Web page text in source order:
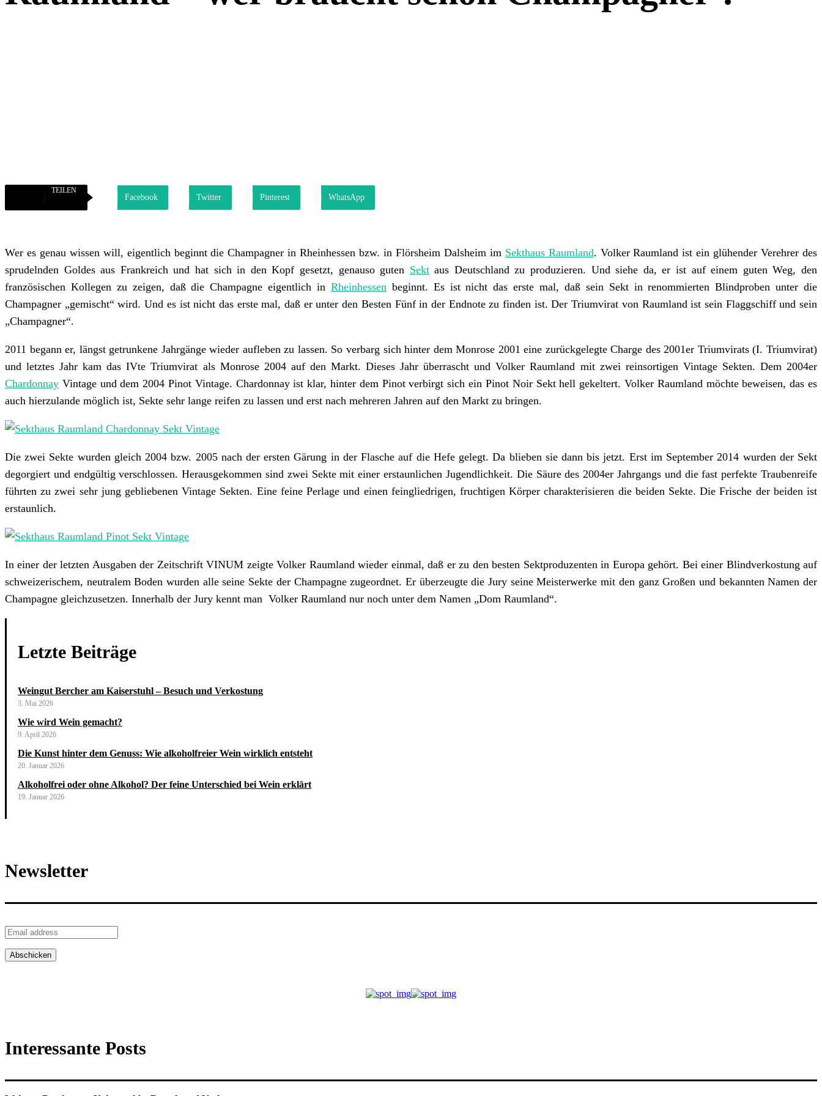
TEILEN
Facebook Twitter Pinterest WhatsApp
Wer es genau wissen will, eigentlich beginnt die Champagner in Rheinhessen bzw. in Flörsheim Dalsheim im Sekthaus Raumland. Volker Raumland ist ein glühender Verehrer des
sprudelnden Goldes aus Frankreich und hat sich in den Kopf gesetzt, genauso guten Sektaus Deutschland zu produzieren. Und siehe da, er ist auf einem guten Weg, den
französischen Kollegen zu zeigen, daß die Champagne eigentlich in Rheinhessenbeginnt. Es ist nicht das erste mal, daß sein Sekt in renommierten Blindproben unter die
Champagner „gemischt“ wird. Und es ist nicht das erste mal, daß er unter den Besten Fünf in der Endnote zu finden ist. Der Triumvirat von Raumland ist sein Flaggschiff und sein
„Champagner“.
2011 begann er, längst getrunkene Jahrgänge wieder aufleben zu lassen. So verbarg sich hinter dem Monrose 2001 eine zurückgelegte Charge des 2001er Triumvirats (I. Triumvirat)
und letztes Jahr kam das IVte Triumvirat als Monrose 2004 auf den Markt. Dieses Jahr überrascht und Volker Raumland mit zwei reinsortigen Vintage Sekten. Dem 2004er
Chardonnay Vintage und dem 2004 Pinot Vintage. Chardonnay ist klar, hinter dem Pinot verbirgt sich ein Pinot Noir Sekt hell gekeltert. Volker Raumland möchte beweisen, das es
auch hierzulande möglich ist, Sekte sehr lange reifen zu lassen und erst nach mehreren Jahren auf den Markt zu bringen.
Die zwei Sekte wurden gleich 2004 bzw. 2005 nach der ersten Gärung in der Flasche auf die Hefe gelegt. Da blieben sie dann bis jetzt. Erst im September 2014 wurden der Sekt
degorgiert und endgültig verschlossen. Herausgekommen sind zwei Sekte mit einer erstaunlichen Jugendlichkeit. Die Säure des 2004er Jahrgangs und die fast perfekte Traubenreife
führten zu zwei sehr jung gebliebenen Vintage Sekten. Eine feine Perlage und einen feingliedrigen, fruchtigen Körper charakterisieren die beiden Sekte. Die Frische der beiden ist
erstaunlich.
In einer der letzten Ausgaben der Zeitschrift VINUM zeigte Volker Raumland wieder einmal, daß er zu den besten Sektproduzenten in Europa gehört. Bei einer Blindverkostung auf
schweizerischem, neutralem Boden wurden alle seine Sekte der Champagne zugeordnet. Er überzeugte die Jury seine Meisterwerke mit den ganz Großen und bekannten Namen der
Champagne gleichzusetzen. Innerhalb der Jury kennt man Volker Raumland nur noch unter dem Namen „Dom Raumland“.
Letzte Beiträge
Weingut Bercher am Kaiserstuhl – Besuch und Verkostung
3. Mai 2026
Wie wird Wein gemacht?
9. April 2026
Die Kunst hinter dem Genuss: Wie alkoholfreier Wein wirklich entsteht
20. Januar 2026
Alkoholfrei oder ohne Alkohol? Der feine Unterschied bei Wein erklärt
19. Januar 2026
Newsletter
Interessante Posts